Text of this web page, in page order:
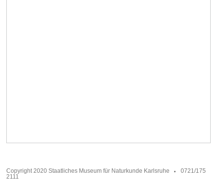
Copyright 2020 Staatliches Museum für Naturkunde Karlsruhe
0721/175
2111